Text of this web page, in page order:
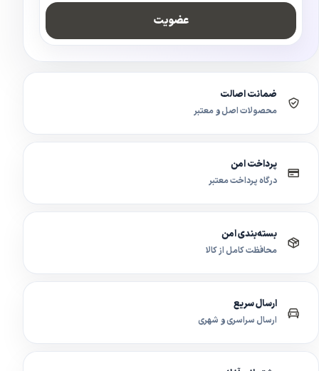
عضویت
ضمانت اصالت
محصولات اصل و معتبر
پرداخت امن
درگاه پرداخت معتبر
بسته‌بندی امن
محافظت کامل از کالا
ارسال سریع
ارسال سراسری و شهری